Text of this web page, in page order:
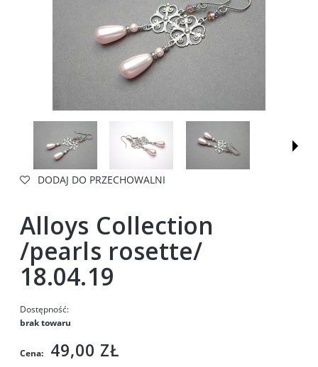
DODAJ DO PRZECHOWALNI
Alloys Collection
/pearls rosette/
18.04.19
Dostępność:
brak towaru
Cena: 49,00 ZŁ